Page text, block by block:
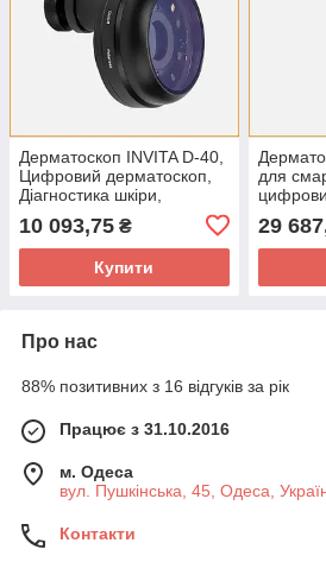
Дерматоскоп INVITA D-40,
Цифровий дерматоскоп,
Діагностика шкіри,
смартфона
10 093,75 ₴
Купити
для
29
Про нас
88% позитивних з 16 відгуків за рік
Працює з 31.10.2016
м. Одеса
вул. Пушкінська, 45, Одеса,
Контакти